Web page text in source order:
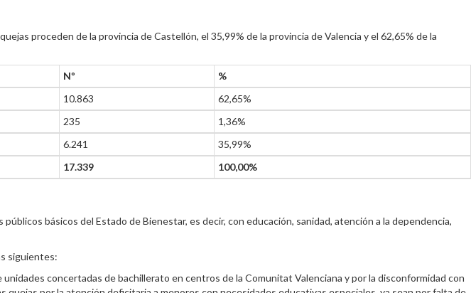
proceden de la provincia de Castellón, el 35,99% de la provincia de Valencia y el 62,65% de la
Nº
%
10.863
62,65%
235
1,36%
6.241
35,99%
17.339 100,00%
básicos del Estado de Bienestar, es decir, con educación, sanidad, atención a la dependencia,
siguientes:
concertadas de bachillerato en centros de la Comunitat Valenciana y por la disconformidad con